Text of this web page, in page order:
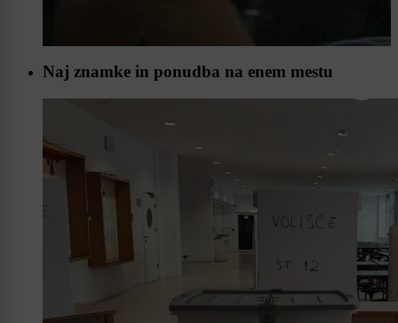
Naj znamke in ponudba na enem mestu